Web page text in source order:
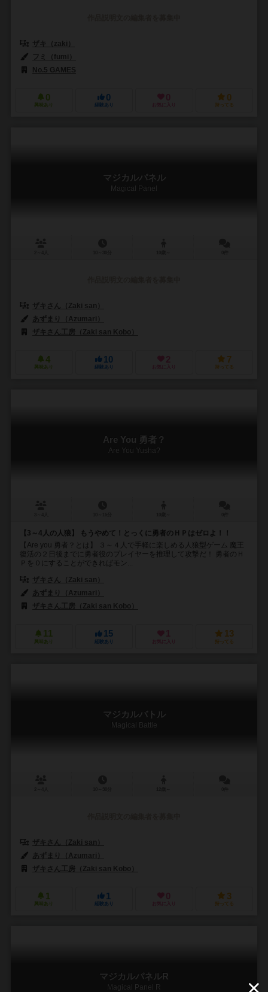
ザキ（zaki）
フミ（fumi）
No.5 GAMES
0
興味あり
0
経験あり
0
お気に入り
0
持ってる
マジカルパネル
Magical Panel
ザキさん（Zaki san）
あずまり（Azumari）
ザキさん工房（Zaki san Kobo）
4
興味あり
10
経験あり
2
お気に入り
7
持ってる
Are You 勇者？
Are You Yusha?
【3～4人の人狼】 もうやめて！とっくに勇者のＨＰはゼロよ！！
【Are you 勇者？とは】 ３～４人で手軽に楽しめる人狼型ゲーム 魔王
復活の２日後までに勇者役のプレイヤーを推理して攻撃だ！ 勇者のＨ
Ｐを０にすることができればモン...
ザキさん（Zaki san）
あずまり（Azumari）
ザキさん工房（Zaki san Kobo）
11
興味あり
15
経験あり
1
お気に入り
13
持ってる
マジカルバトル
Magical Battle
ザキさん（Zaki san）
あずまり（Azumari）
ザキさん工房（Zaki san Kobo）
1
興味あり
1
経験あり
0
お気に入り
3
持ってる
マジカルパネルR
Magical Panel R